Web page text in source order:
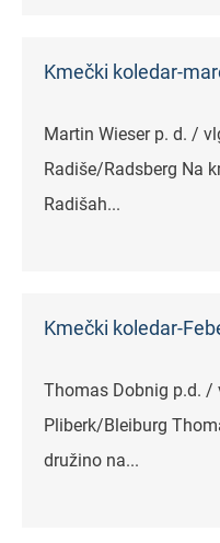
Kmečki koledar-
Martin Wieser p. d. /
Radiše/Radsberg Na
Radišah...
Kmečki koledar-
Thomas Dobnig p.d. /
Pliberk/Bleiburg
družino na...